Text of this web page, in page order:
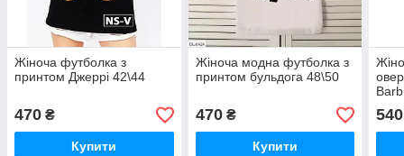
Жіноча футболка з
принтом Джеррі 42\44
470 ₴
Купити
Жіноча модна футболка з
принтом бульдога 48\50
470₴
Купити
540